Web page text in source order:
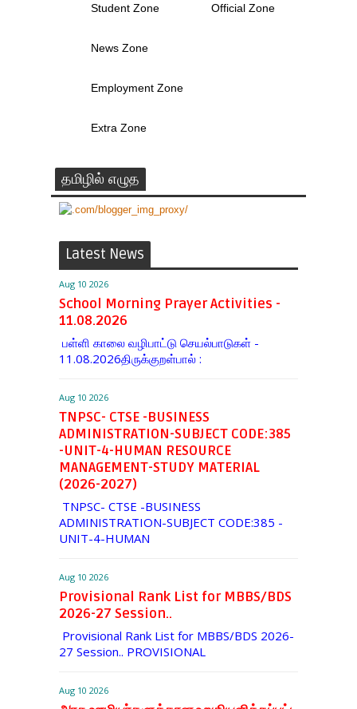
Student Zone Official Zone
News Zone
Employment Zone
Extra Zone
தமிழில் எழுத
Latest News
Aug 10 2026
School Morning Prayer Activities -
11.08.2026
பள்ளி காலை வழிபாட்டு செயல்பாடுகள் -
11.08.2026திருக்குறள்பால் :
Aug 10 2026
TNPSC- CTSE -BUSINESS
ADMINISTRATION-SUBJECT CODE:385
-UNIT-4-HUMAN RESOURCE
MANAGEMENT-STUDY MATERIAL
(2026-2027)
TNPSC- CTSE -BUSINESS
ADMINISTRATION-SUBJECT CODE:385 -
UNIT-4-HUMAN
Aug 10 2026
Provisional Rank List for MBBS/BDS
2026-27 Session..
Provisional Rank List for MBBS/BDS 2026-
27 Session.. PROVISIONAL
Aug 10 2026